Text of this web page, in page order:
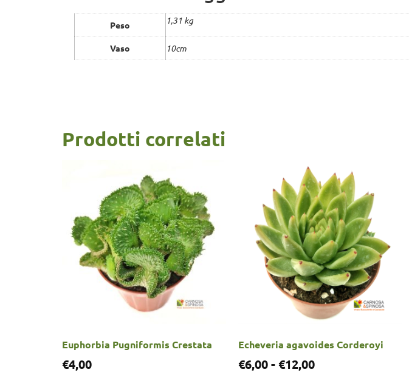
Peso 1,31 kg
Vaso 10cm
Prodotti correlati
Euphorbia Pugniformis Crestata
€4,00
Echeveria agavoides Corderoyi
€6,00- €12,00